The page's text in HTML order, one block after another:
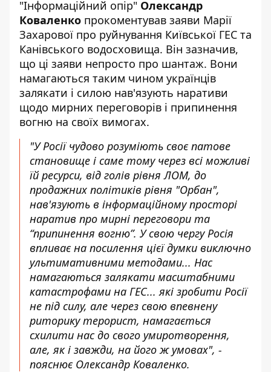
"Інформаційний опір" Олександр
Коваленко прокоментував заяви Марії
Захарової про руйнування Київської ГЕС та
Канівського водосховища. Він зазначив,
що ці заяви непросто про шантаж. Вони
намагаються таким чином українців
залякати і силою нав'язують наративи
щодо мирних переговорів і припинення
вогню на своїх вимогах.
"У Росії чудово розуміють своє патове
становище і саме тому через всі можливі
їй ресурси, від голів рівня ЛОМ, до
продажних політиків рівня "Орбан",
нав'язують в інформаційному просторі
наратив про мирні переговори та
“припинення вогню”. У свою чергу Росія
впливає на посилення цієї думки виключно
ультимативними методами... Нас
намагаються залякати масштабними
катастрофами на ГЕС... які зробити Росії
не під силу, але через свою впевнену
риторику терорист, намагається
схилити нас до свого умиротворення,
але, як і завжди, на його ж умовах", -
пояснює Олександр Коваленко.